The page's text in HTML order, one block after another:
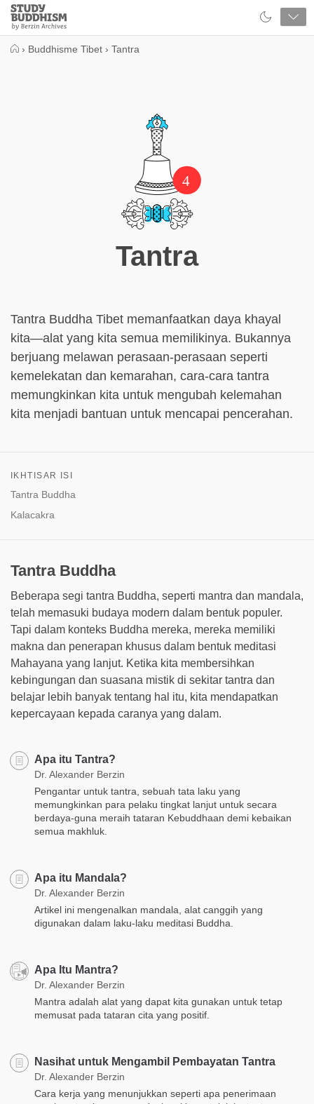
Close
Study
Buddhism
› Buddhisme Tibet › Tantra
4
Tantra
Tantra Buddha Tibet memanfaatkan daya khayal
kita—alat yang kita semua memilikinya. Bukannya
berjuang melawan perasaan-perasaan seperti
kemelekatan dan kemarahan, cara-cara tantra
memungkinkan kita untuk mengubah kelemahan
kita menjadi bantuan untuk mencapai pencerahan.
IKHTISAR ISI
Tantra Buddha
Kalacakra
Tantra Buddha
Beberapa segi tantra Buddha, seperti mantra dan mandala,
telah memasuki budaya modern dalam bentuk populer.
Tapi dalam konteks Buddha mereka, mereka memiliki
makna dan penerapan khusus dalam bentuk meditasi
Mahayana yang lanjut. Ketika kita membersihkan
kebingungan dan suasana mistik di sekitar tantra dan
belajar lebih banyak tentang hal itu, kita mendapatkan
kepercayaan kepada caranya yang dalam.
Apa itu Tantra?
Dr. Alexander Berzin
Pengantar untuk tantra, sebuah tata laku yang
memungkinkan para pelaku tingkat lanjut untuk secara
berdaya-guna meraih tataran Kebuddhaan demi kebaikan
semua makhluk.
Apa itu Mandala?
Dr. Alexander Berzin
Artikel ini mengenalkan mandala, alat canggih yang
digunakan dalam laku-laku meditasi Buddha.
Apa Itu Mantra?
Dr. Alexander Berzin
Mantra adalah alat yang dapat kita gunakan untuk tetap
memusat pada tataran cita yang positif.
Nasihat untuk Mengambil Pembayatan Tantra
Dr. Alexander Berzin
Cara kerja yang menunjukkan seperti apa penerimaan